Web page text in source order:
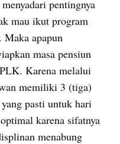
pentingnya
mau ikut program
apapun
masa pensiun
Karena melalui
memiliki 3 (tiga)
pasti untuk hari
karena sifatnya
menabung